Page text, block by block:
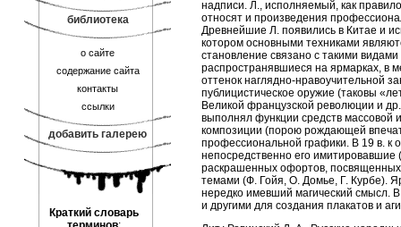
библиотека
о сайте
содержание сайта
контакты
ссылки
добавить галерею
Краткий словарь
надписи. Л., исполняемый, как
относят и произведения
Древнейшие Л. появились в Китае и
котором основными техниками
становление связано с такими
распространявшиеся на ярмарках, в
оттенок наглядно-нравоучительной
публицистическое оружие (таковы
Великой французской революции и
выполнял функции средств
композиции (порою рождающей
профессиональной графики. В 19 в. к
непосредственно его
раскрашенных офортов,
темами (Ф. Гойя, О. Домье, Г. Курбе).
нередко имевший магический смысл.
и другими для создания плакатов и